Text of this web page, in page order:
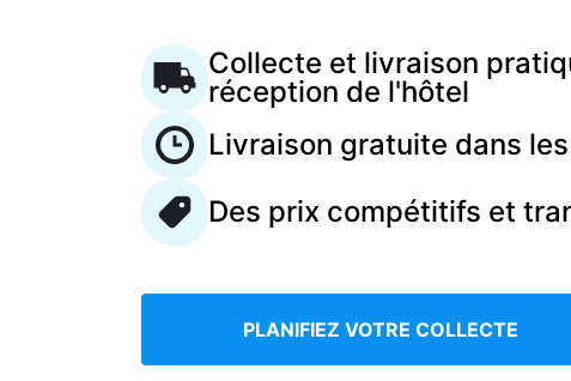
FR
Collecte et livraison
réception de l'hôtel
Livraison gratuite dans
Des prix compétitifs et
PLANIFIEZ VOTRE COLLECTE